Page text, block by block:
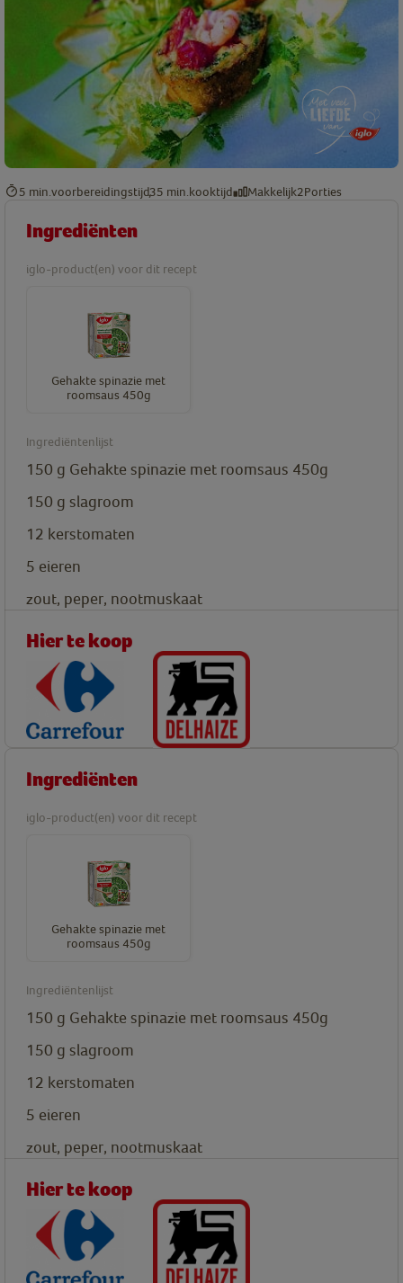
5 min. voorbereidingstijd35 min. kooktijd Makkelijk2Porties
Ingrediënten
iglo-product(en) voor dit recept
Gehakte spinazie met
roomsaus 450g
Ingrediëntenlijst
150 g Gehakte spinazie met roomsaus 450g
150 g slagroom
12 kerstomaten
5 eieren
zout, peper, nootmuskaat
Hier te koop
Ingrediënten
iglo-product(en) voor dit recept
Gehakte spinazie met
roomsaus 450g
Ingrediëntenlijst
150 g Gehakte spinazie met roomsaus 450g
150 g slagroom
12 kerstomaten
5 eieren
zout, peper, nootmuskaat
Hier te koop